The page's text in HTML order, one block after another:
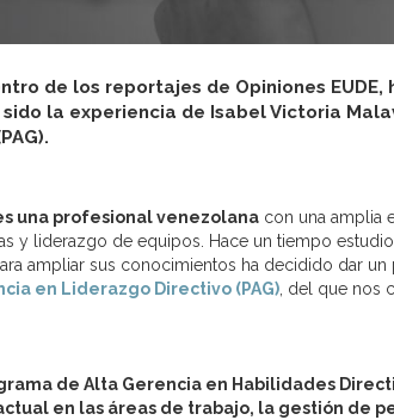
de los reportajes de Opiniones
la experiencia de Isabel Victoria
una profesional venezolana con una amplia
y liderazgo de equipos. Hace un tiempo estudio
ampliar sus conocimientos ha decidido dar un
en Liderazgo Directivo (PAG) , del que nos
de Alta Gerencia en Habilidades
en las áreas de trabajo, la gestión de